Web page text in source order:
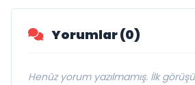
Yorumlar (0)
Henüz yorum yazılmamış. İlk